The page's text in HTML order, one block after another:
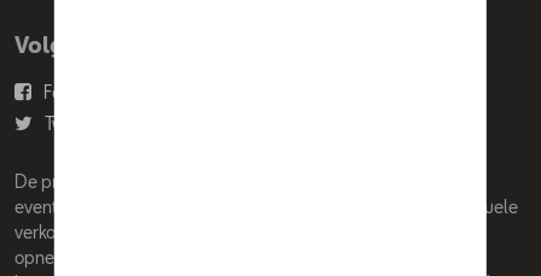
Volg Ons
Facebook
Twitter
De prijzen op deze site zijn adviesprijzen (incl. btw), exclusief
eventuele installatiekosten. Voor meer informatie over de actuele
verkoopprijs en de eventuele installatiekosten kunt u contact
opnemen met uw concessiehouder / agent. De adviesprijzen